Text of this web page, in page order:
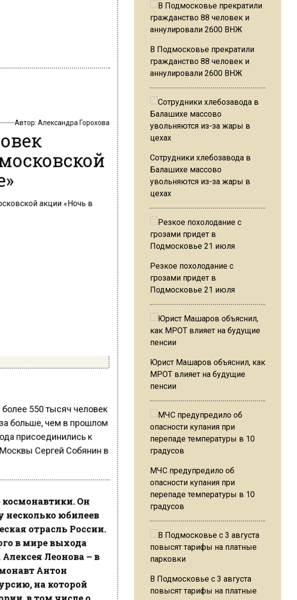
Автор: Александра Горохова
более 550 тысяч человек
больше, чем в прошлом
присоединились к
Сергей Собянин в
космонавтики. Он
несколько юбилеев
отрасль России.
в мире выхода
Леонова – в
Антон
на которой
В Подмосковье прекратили
гражданство 88 человек и
аннулировали 2600 ВНЖ
Сотрудники хлебозавода в
Балашихе массово
увольняются из-за жары в
цехах
Резкое похолодание с
грозами придет в
Подмосковье 21 июля
Юрист Машаров объяснил, как
МРОТ влияет на будущие
пенсии
МЧС предупредило об
опасности купания при
перепаде температуры в 10
градусов
В Подмосковье с 3 августа
повысят тарифы на платные